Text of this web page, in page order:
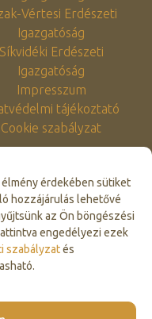
érdekében sütiket
hozzájárulás lehetővé
az Ön böngészési
engedélyezi ezek
szabályzatés
cookies and
Vértesi Erdészeti
Igazgatóság
Síkvidéki Erdészeti
Igazgatóság
Impresszum
tájékoztató
Cookie szabályzat